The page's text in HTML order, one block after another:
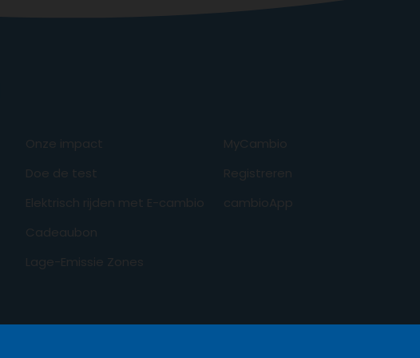
Onze impact
Doe de test
Elektrisch rijden met E-cambio
Cadeaubon
Lage-Emissie Zones
MyCambio
Registreren
cambioApp